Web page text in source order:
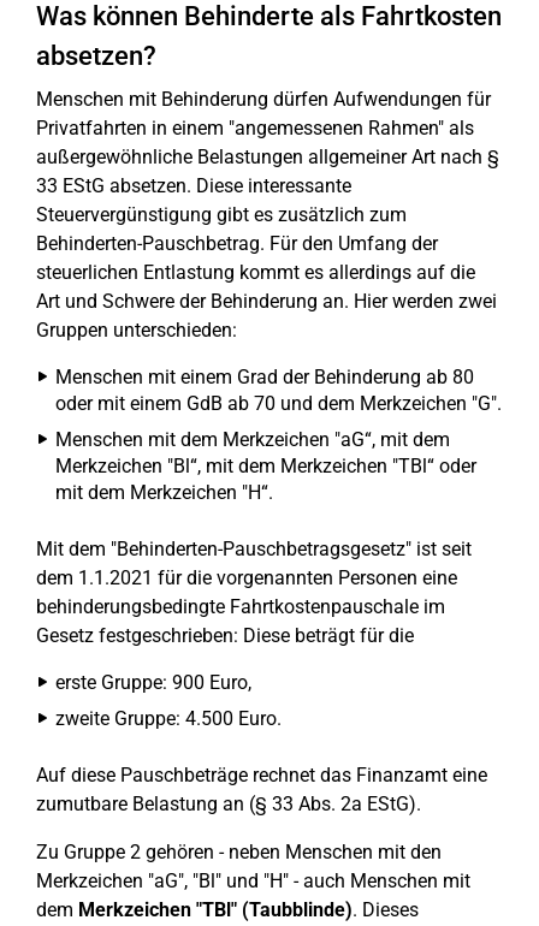
Was können Behinderte als Fahrtkosten
absetzen?
Menschen mit Behinderung dürfen Aufwendungen für
Privatfahrten in einem "angemessenen Rahmen" als
außergewöhnliche Belastungen allgemeiner Art nach §
33 EStG absetzen. Diese interessante
Steuervergünstigung gibt es zusätzlich zum
Behinderten-Pauschbetrag. Für den Umfang der
steuerlichen Entlastung kommt es allerdings auf die
Art und Schwere der Behinderung an. Hier werden zwei
Gruppen unterschieden:
Menschen mit einem Grad der Behinderung ab 80
oder mit einem GdB ab 70 und dem Merkzeichen "G".
Menschen mit dem Merkzeichen "aG“, mit dem
Merkzeichen "Bl“, mit dem Merkzeichen "TBl“ oder
mit dem Merkzeichen "H“.
Mit dem "Behinderten-Pauschbetragsgesetz" ist seit
dem 1.1.2021 für die vorgenannten Personen eine
behinderungsbedingte Fahrtkostenpauschale im
Gesetz festgeschrieben: Diese beträgt für die
erste Gruppe: 900 Euro,
zweite Gruppe: 4.500 Euro.
Auf diese Pauschbeträge rechnet das Finanzamt eine
zumutbare Belastung an (§ 33 Abs. 2a EStG).
Zu Gruppe 2 gehören - neben Menschen mit den
Merkzeichen "aG", "Bl" und "H" - auch Menschen mit
dem Merkzeichen "TBl" (Taubblinde). Dieses